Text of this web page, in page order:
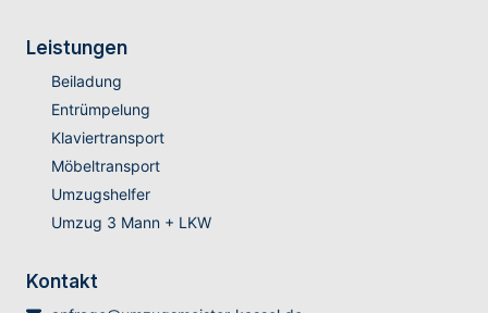
Leistungen
Beiladung
Entrümpelung
Klaviertransport
Möbeltransport
Umzugshelfer
Umzug 3 Mann + LKW
Kontakt